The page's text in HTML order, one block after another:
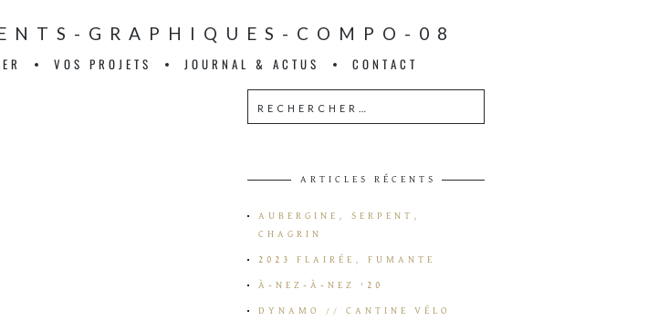
VOS PROJETS JOURNAL & ACTUS CONTACT
GRAPHIQUES-COMPO-08
ARTICLES RÉCENTS
AUBERGINE, SERPENT,
CHAGRIN
2023 FLAIRÉE, FUMANTE
À-NEZ-À-NEZ ’20
DYNAMO // CANTINE VÉLO